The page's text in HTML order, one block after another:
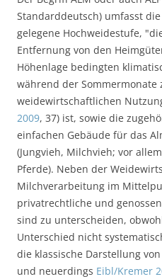
Standarddeutsch) umfasst
gelegene Hochweidestufe,
Entfernung von den
Höhenlage bedingten
während der Sommermonate
weidewirtschaftlichen
2009, 37) ist, sowie die
einfachen Gebäude für das
(Jungvieh, Milchvieh; vor
Pferde). Neben der
Milchverarbeitung im
privatrechtliche und
sind zu unterscheiden,
Unterschied nicht
die klassische Darstellung von
und neuerdings Eibl/Kremer